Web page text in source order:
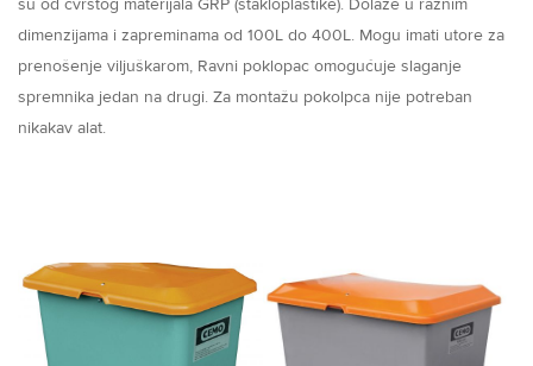
su od čvrstog materijala GRP (stakloplastike). Dolaze u raznim
dimenzijama i zapreminama od 100L do 400L. Mogu imati utore za
prenošenje viljuškarom, Ravni poklopac omogućuje slaganje
spremnika jedan na drugi. Za montažu pokolpca nije potreban
nikakav alat.